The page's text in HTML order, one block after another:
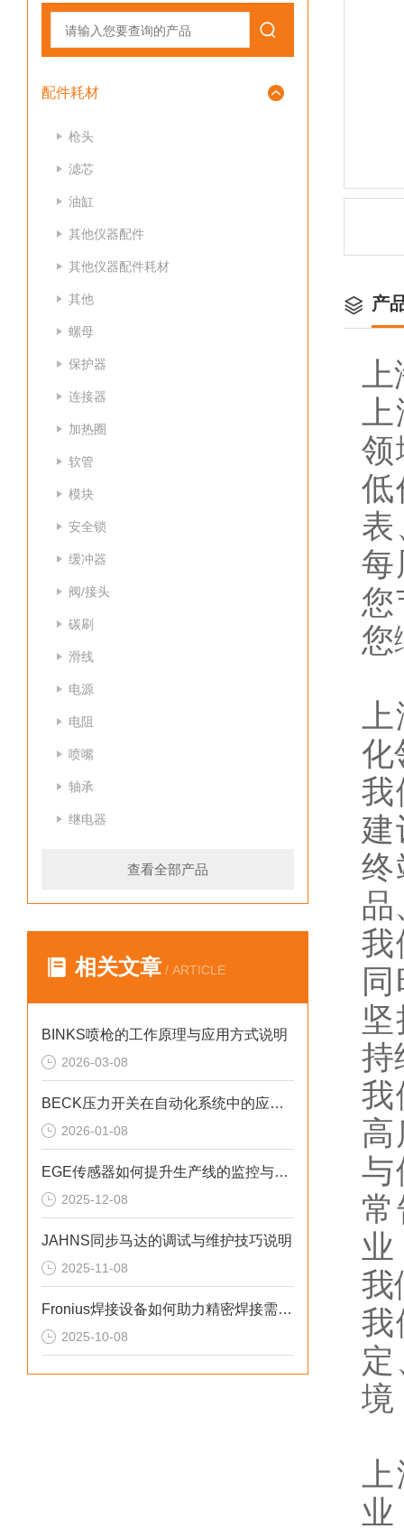
配件耗材
枪头
滤芯
油缸
其他仪器配件
其他仪器配件耗材
其他
螺母
保护器
连接器
加热圈
软管
模块
安全锁
缓冲器
阀/接头
碳刷
滑线
电源
电阻
喷嘴
轴承
继电器
查看全部产品
相关文章 / ARTICLE
BINKS喷枪的工作原理与应用方式说明
2026-03-08
BECK压力开关在自动化系统中的应用说明
2026-01-08
EGE传感器如何提升生产线的监控与管理效率？
2025-12-08
JAHNS同步马达的调试与维护技巧说明
2025-11-08
Fronius焊接设备如何助力精密焊接需求？
2025-10-08
产
上
上
领
低
表
每
您
您
上
化
我
建
品
我
持
我
高
与
业
我
我
境
业